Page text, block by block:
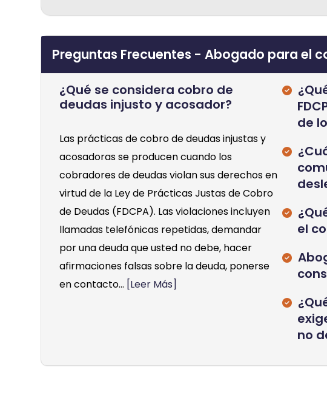
Preguntas Frecuentes - Abogado para el
¿Qué se considera cobro de
deudas injusto y acosador?
Las prácticas de cobro de deudas injustas y
acosadoras se producen cuando los
cobradores de deudas violan sus derechos en
virtud de la Ley de Prácticas Justas de Cobro
de Deudas (FDCPA). Las violaciones incluyen
llamadas telefónicas repetidas, demandar
por una deuda que usted no debe, hacer
afirmaciones falsas sobre la deuda, ponerse
en contacto... [Leer Más]
de
el
no